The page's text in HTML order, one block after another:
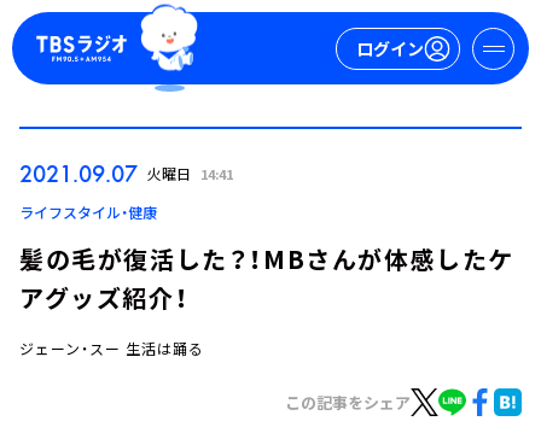
ログイン
ログイン
2021.09.07 火曜日 14:41
ライフスタイル・健康
髪の毛が復活した？！MBさんが体感したケ
アグッズ紹介！
ジェーン・スー 生活は踊る
この記事をシェア